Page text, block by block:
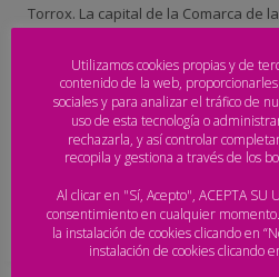
Torrox. La capital de la Comarca de
Handball Tour (del 25 al 27 de
Facebook
Twitter
EmailCompartir
PUBLISHED IN ARENA 1000 ,ARENA 1000
TAGGED UNDER: ALICANTE ,BALONMANO
PLAYAS DE ORIHUELA
Utilizamos cookies propias y de
contenido de la web,
sociales y para analizar el tráfico de
uso de esta tecnología o
rechazarla, y así controlar
recopila y gestiona a través de los
Al clicar en "Sí, Acepto", ACEPTA
consentimiento en cualquier
la instalación de cookies clicando en
instalación de cookies clicando